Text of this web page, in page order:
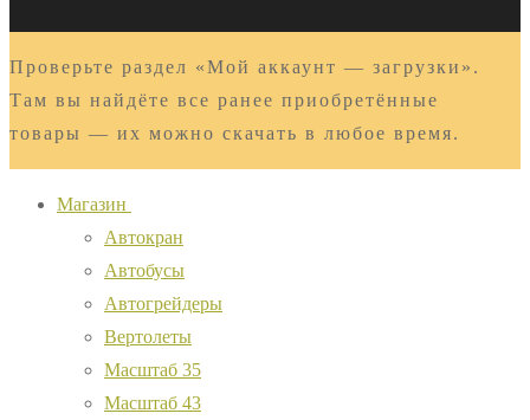
Проверьте раздел «Мой аккаунт — загрузки».
Там вы найдёте все ранее приобретённые
товары — их можно скачать в любое время.
Магазин
Автокран
Автобусы
Автогрейдеры
Вертолеты
Масштаб 35
Масштаб 43